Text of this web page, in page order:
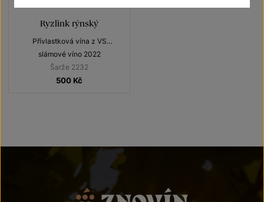
Ryzlink rýnský
Přívlastková vína z VS
Lechovice
slámové víno 2022
Šarže 2232
500 Kč